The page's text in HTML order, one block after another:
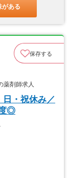
がある
保存する
剤師求人
日・祝休み／
◎